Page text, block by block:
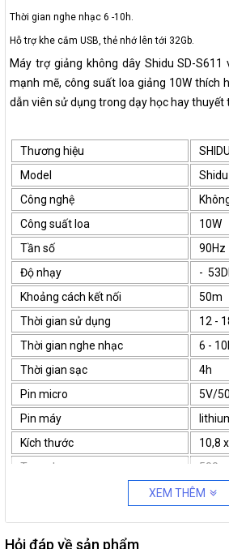
Thời gian nghe nhạc 6 -10h.
Hỗ trợ khe cắm USB, thẻ nhớ lên tới 32Gb.
Máy trợ giảng không dây Shidu SD-S611
mạnh mẽ, công suất loa giảng 10W thích
dẫn viên sử dụng trong dạy học hay thuyết
Thương hiệu
SHIDU
Model
Công nghệ
Công suất loa
10W
Tần số
90Hz
Độ nhạy
-
Khoảng cách kết nối
50m
Thời gian sử dụng
12 -
Thời gian nghe nhạc
6 -
Thời gian sạc
4h
Pin micro
5V/
Pin máy
Kích thước
10,8
Trọng lượng
500g
XEM THÊM
Hỏi đáp về sản phẩm